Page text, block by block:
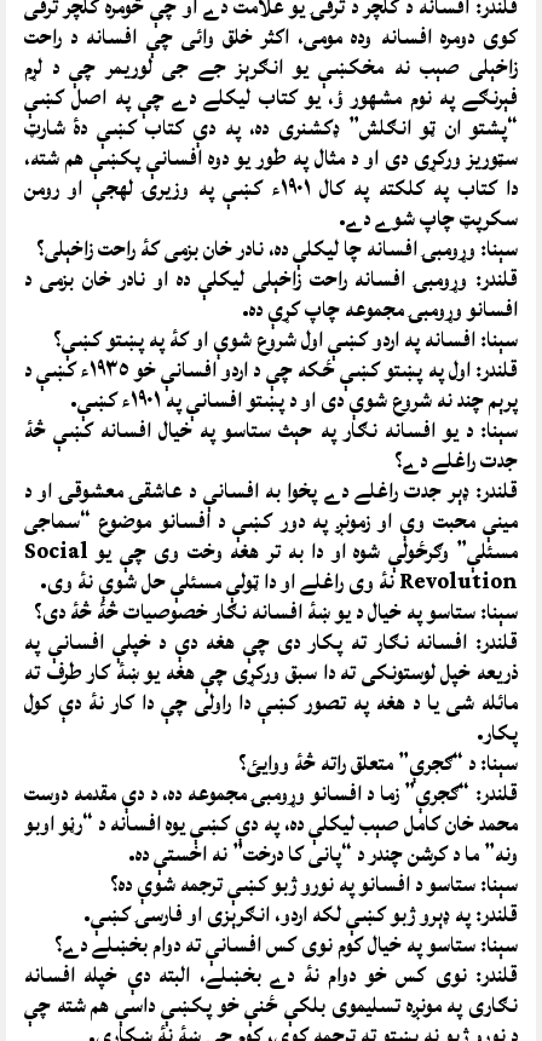
کوى دومره افسانه وده مومى، اکثر خلق وائى چې افسانه د راحت
زاخېلى صېب نه مخکښې يو انګرېز جے جى لوريمر چې د لړم
فېرنګے په نوم مشهور ؤ، يو کتاب ليکلے دے چې په اصل کښې
“پشتو ان ټو انګلش” ډکشنرى ده، په دې کتاب کښې دۀ شارټ
سټوريز ورکړى دى او د مثال په طور يو دوه افسانې پکښې هم شته،
دا کتاب په کلکته په کال ١٩٠١ء کښې په وزيرۍ لهجې او رومن
سکرپټ چاپ شوے دے.
سېنا: وړومبۍ افسانه چا ليکلې ده، نادر خان بزمى کۀ راحت زاخېلى؟
قلندر: وړومبۍ افسانه راحت زاخېلى ليکلې ده او نادر خان بزمى د
افسانو وړومبۍ مجموعه چاپ کړې ده.
سېنا: افسانه په اردو کښې اول شروع شوې او کۀ په پښتو کښې؟
قلندر: اول په پښتو کښې ځکه چې د اردو افسانې خو ١٩٣٥ء کښې د
پرېم چند نه شروع شوې دى او د پښتو افسانې په ١٩٠١ء کښې.
سېنا: د يو افسانه نګار په حېث ستاسو په خيال افسانه کښې څۀ
جدت راغلے دے؟
قلندر: ډېر جدت راغلے دے پخوا به افسانې د عاشقۍ معشوقۍ او د
مينې محبت وې او زمونږ په دور کښې د افسانو موضوع “سماجى
مسئلې” وګرځولې شوه او دا به تر هغه وخت وى چې يو Social
Revolution نۀ وى راغلے او دا ټولې مسئلې حل شوې نۀ وى.
سېنا: ستاسو په خيال د يو ښۀ افسانه نګار خصوصيات څۀ څۀ دى؟
قلندر: افسانه نګار ته پکار دى چې هغه دې د خپلې افسانې په
ذريعه خپل لوستونکى ته دا سبق ورکړى چې هغه يو ښۀ کار طرف ته
مائله شى يا د هغه په تصور کښې دا راولى چې دا کار نۀ دې کول
پکار.
سېنا: د “ګجرې” متعلق راته څۀ ووايئ؟
قلندر: “ګجرې” زما د افسانو وړومبۍ مجموعه ده، د دې مقدمه دوست
محمد خان کامل صېب ليکلې ده، په دې کښې يوه افسانه د “رڼو اوبو
ونه” ما د کرشن چندر د “پانى کا درخت” نه اخستې ده.
سېنا: ستاسو د افسانو په نورو ژبو کښې ترجمه شوې ده؟
قلندر: په ډېرو ژبو کښې لکه اردو، انګرېزى او فارسۍ کښې.
سېنا: ستاسو په خيال کوم نوى کس افسانې ته دوام بخښلے دے؟
قلندر: نوى کس خو دوام نۀ دے بخښلے، البته دې خپله افسانه
نګارى په مونږه تسليموى بلکې ځنې خو پکښې داسې هم شته چې